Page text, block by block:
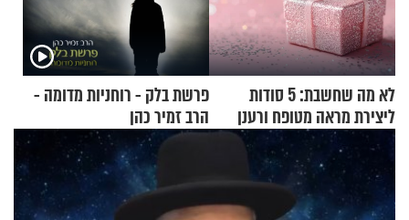
לא מה שחשבת: 5 סודות
ליצירת מראה מטופח ורענן
פרשת בלק - רוחניות מדומה -
הרב זמיר כהן